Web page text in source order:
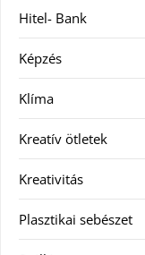
Hitel- Bank
Képzés
Klíma
Kreatív ötletek
Kreativitás
Plasztikai sebészet